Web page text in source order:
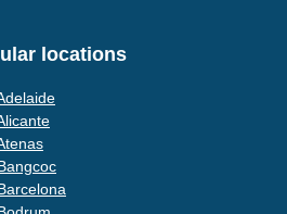
locations